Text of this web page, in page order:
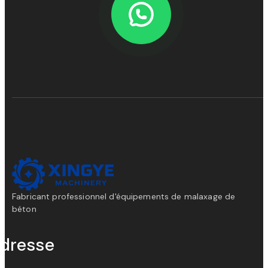
Fabricant professionnel d'équipements de malaxage de
béton